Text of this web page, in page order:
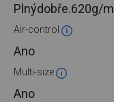
Plnýdobře.620g/m
Air-control
Ano
Multi-size
Ano